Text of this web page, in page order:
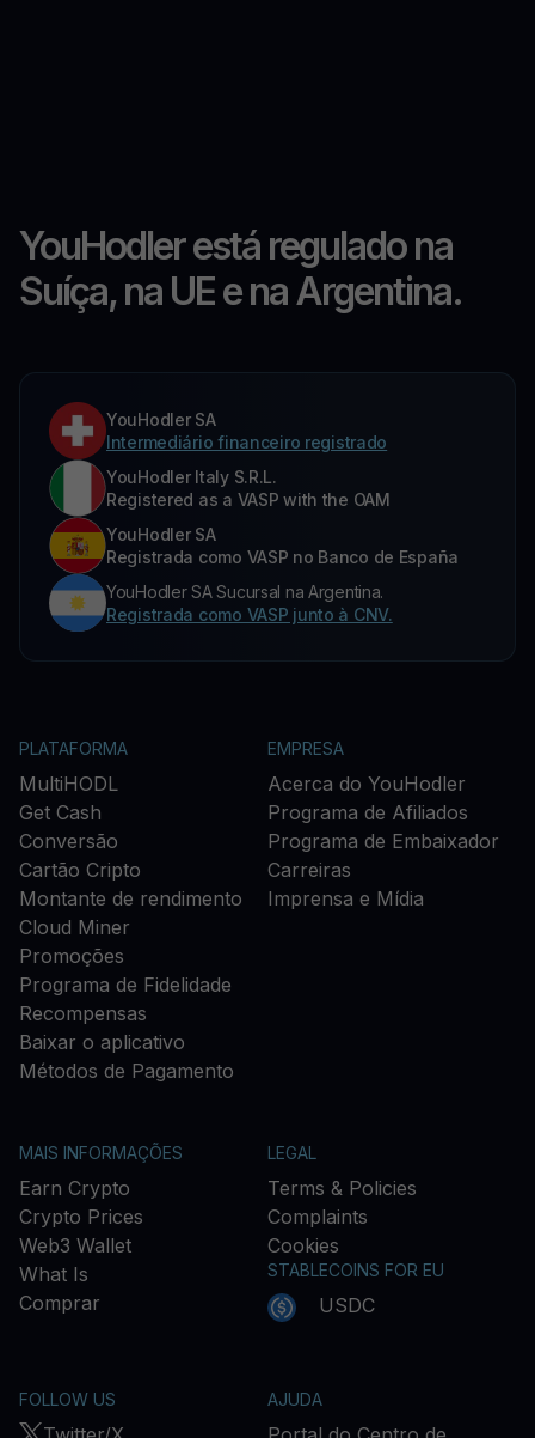
YouHodler está regulado na
Suíça, na UE e na Argentina.
YouHodler SA
Intermediário financeiro registrado
YouHodler Italy S.R.L.
Registered as a VASP with the OAM
YouHodler SA
Registrada como VASP no Banco de España
YouHodler SA Sucursal na Argentina.
Registrada como VASP junto à CNV.
PLATAFORMA
MultiHODL
Get Cash
Conversão
Cartão Cripto
Montante de rendimento
Cloud Miner
Promoções
Programa de Fidelidade
Recompensas
Baixar o aplicativo
Métodos de Pagamento
EMPRESA
Acerca do YouHodler
Programa de Afiliados
Programa de Embaixador
Carreiras
Imprensa e Mídia
MAIS INFORMAÇÕES
Earn Crypto
Crypto Prices
Web3 Wallet
What Is
Comprar
LEGAL
Terms & Policies
Complaints
Cookies
STABLECOINS FOR EU
USDC
FOLLOW US AJUDA